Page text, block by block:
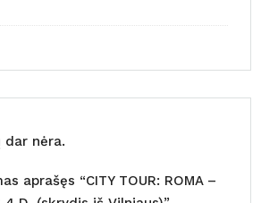
dar nėra.
aprašęs “CITY TOUR: ROMA –